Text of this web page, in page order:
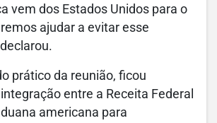
vem dos Estados Unidos para o
ajudar a evitar esse
prático da reunião, ficou
entre a Receita Federal
americana para